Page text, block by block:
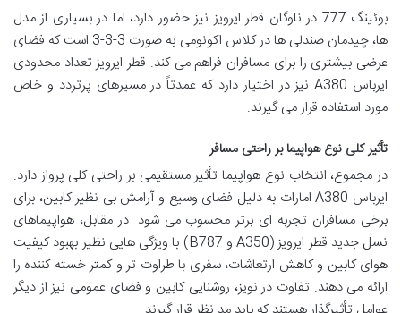
بوئینگ 777 در ناوگان قطر ایرویز نیز حضور دارد، اما در بسیاری از مدل
ها، چیدمان صندلی ها در کلاس اکونومی به صورت 3-3-3 است که فضای
عرضی بیشتری را برای مسافران فراهم می کند. قطر ایرویز تعداد محدودی
ایرباس A380 نیز در اختیار دارد که عمدتاً در مسیرهای پرتردد و خاص
مورد استفاده قرار می گیرند.
تأثیر کلی نوع هواپیما بر راحتی مسافر
در مجموع، انتخاب نوع هواپیما تأثیر مستقیمی بر راحتی کلی پرواز دارد.
ایرباس A380 امارات به دلیل فضای وسیع و آرامش بی نظیر کابین، برای
برخی مسافران تجربه ای برتر محسوب می شود. در مقابل، هواپیماهای
نسل جدید قطر ایرویز (A350 و B787) با ویژگی هایی نظیر بهبود کیفیت
هوای کابین و کاهش ارتعاشات، سفری با طراوت تر و کمتر خسته کننده را
ارائه می دهند. تفاوت در نویز، روشنایی کابین و فضای عمومی نیز از دیگر